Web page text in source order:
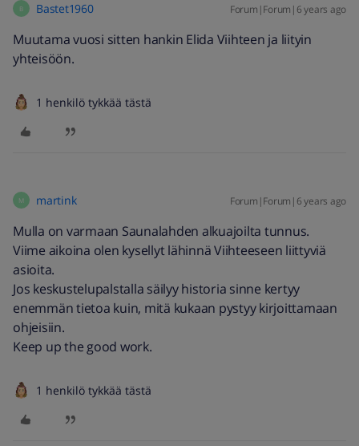
B Bastet1960 Forum|Forum|6 years ago
Muutama vuosi sitten hankin Elida Viihteen ja liityin
yhteisöön.
1 henkilö tykkää tästä
M martink Forum|Forum|6 years ago
Mulla on varmaan Saunalahden alkuajoilta tunnus.
Viime aikoina olen kysellyt lähinnä Viihteeseen liittyviä
asioita.
Jos keskustelupalstalla säilyy historia sinne kertyy
enemmän tietoa kuin, mitä kukaan pystyy kirjoittamaan
ohjeisiin.
Keep up the good work.
1 henkilö tykkää tästä